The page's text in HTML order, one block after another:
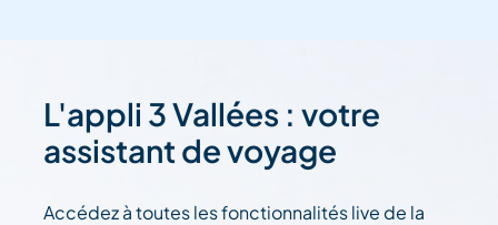
L'appli 3 Vallées : votre
assistant de voyage
Accédez à toutes les fonctionnalités live de la